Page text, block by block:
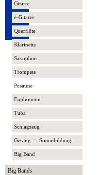
Gitarre
e-Gitarre
Querflöte
Klarinette
Saxophon
Trompete
Posaune
Euphonium
Tuba
Schlagzeug
Gesang .... Stimmbildung
Big Band
Big Bands